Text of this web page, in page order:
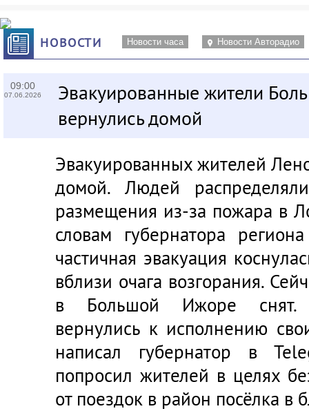
НОВОСТИ Новости часа Новости Авторадио
09:00
07.06.2026
Эвакуированные жители
вернулись домой
Эвакуированных жителей
домой. Людей
размещения из-за пожара в
словам губернатора
частичная эвакуация
вблизи очага возгорания.
в Большой Ижоре снят.
вернулись к исполнению
написал губернатор в
попросил жителей в целях
от поездок в район посёлка